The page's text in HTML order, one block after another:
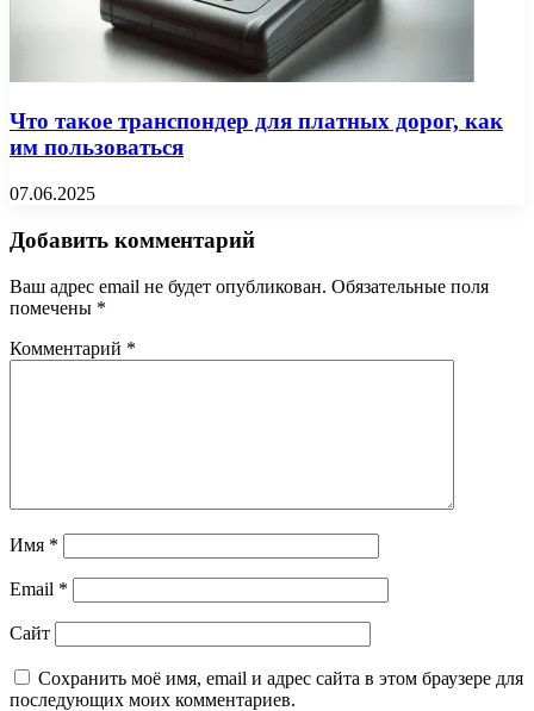
Что такое транспондер для платных дорог, как
им пользоваться
07.06.2025
Добавить комментарий
Ваш адрес email не будет опубликован. Обязательные поля
помечены *
Комментарий *
Имя *
Email *
Сайт
Сохранить моё имя, email и адрес сайта в этом браузере для
последующих моих комментариев.